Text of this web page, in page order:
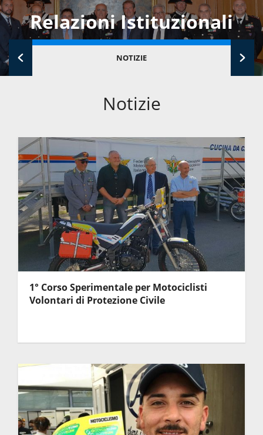
Relazioni Istituzionali
NOTIZIE
Notizie
1° Corso Sperimentale per Motociclisti
Volontari di Protezione Civile